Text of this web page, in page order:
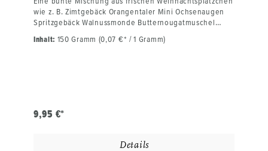
wie z. B. Zimtgebäck Orangentaler Mini Ochsenaugen
Spritzgebäck Walnussmonde Butternougatmuschel
tolles handgemachtes Gebäck. Frisch gebacken in
Inhalt: 150 Gramm (0,07 €* / 1 Gramm)
9,95 €*
Details